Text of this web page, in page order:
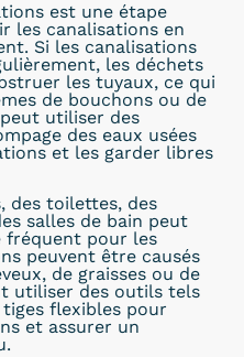
est une étape
les canalisations en
Si les canalisations
les déchets
les tuyaux, ce qui
de bouchons ou de
utiliser des
des eaux usées
et les garder libres
des toilettes, des
salles de bain peut
fréquent pour les
peuvent être causés
de graisses ou de
utiliser des outils tels
flexibles pour
et assurer un